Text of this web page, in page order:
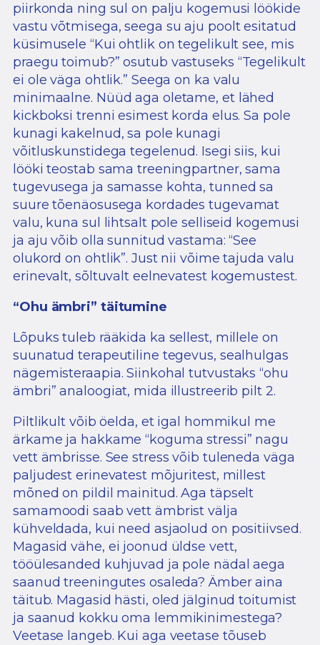
piirkonda ning sul on palju kogemusi löökide
vastu võtmisega, seega su aju poolt esitatud
küsimusele “Kui ohtlik on tegelikult see, mis
praegu toimub?” osutub vastuseks “Tegelikult
ei ole väga ohtlik.” Seega on ka valu
minimaalne. Nüüd aga oletame, et lähed
kickboksi trenni esimest korda elus. Sa pole
kunagi kakelnud, sa pole kunagi
võitluskunstidega tegelenud. Isegi siis, kui
lööki teostab sama treeningpartner, sama
tugevusega ja samasse kohta, tunned sa
suure tõenäosusega kordades tugevamat
valu, kuna sul lihtsalt pole selliseid kogemusi
ja aju võib olla sunnitud vastama: “See
olukord on ohtlik”. Just nii võime tajuda valu
erinevalt, sõltuvalt eelnevatest kogemustest.
“Ohu ämbri” täitumine
Lõpuks tuleb rääkida ka sellest, millele on
suunatud terapeutiline tegevus, sealhulgas
nägemisteraapia. Siinkohal tutvustaks “ohu
ämbri” analoogiat, mida illustreerib pilt 2.
Piltlikult võib öelda, et igal hommikul me
ärkame ja hakkame “koguma stressi” nagu
vett ämbrisse. See stress võib tuleneda väga
paljudest erinevatest mõjuritest, millest
mõned on pildil mainitud. Aga täpselt
samamoodi saab vett ämbrist välja
kühveldada, kui need asjaolud on positiivsed.
Magasid vähe, ei joonud üldse vett,
tööülesanded kuhjuvad ja pole nädal aega
saanud treeningutes osaleda? Ämber aina
täitub. Magasid hästi, oled jälginud toitumist
ja saanud kokku oma lemmikinimestega?
Veetase langeb. Kui aga veetase tõuseb